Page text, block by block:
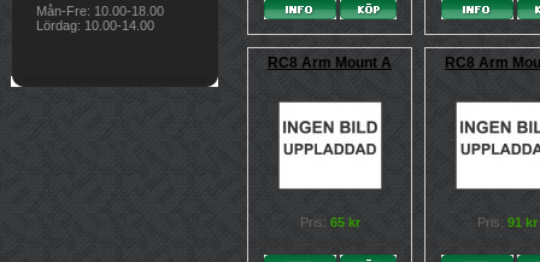
Mån-Fre: 10.00-18.00
Lördag: 10.00-14.00
RC8 Arm Mount A
Pris: 65 kr
RC8 Arm
Pris: 91 kr